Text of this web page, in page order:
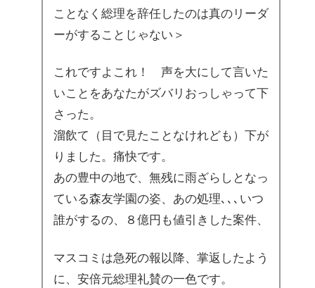
ことなく総理を辞任したのは真のリーダ
ーがすることじゃない＞
これですよこれ！ 声を大にして言いた
いことをあなたがズバリおっしゃって下
さった。
溜飲て（目で見たことなけれども）下が
りました。痛快です。
あの豊中の地で、無残に雨ざらしとなっ
ている森友学園の姿、あの処理､､､いつ
誰がするの、８億円も値引きした案件、
マスコミは急死の報以降、掌返したよう
に、安倍元総理礼賛の一色です。